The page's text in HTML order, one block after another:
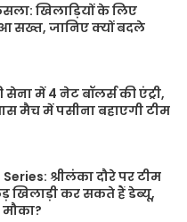
खिलाड़ियों के लिए
सख्त, जानिए क्यों बदले
में 4 नेट बॉलर्स की एंट्री,
मैच में पसीना बहाएगी टीम
श्रीलंका दौरे पर टीम
खिलाड़ी कर सकते हैं डेब्यू,